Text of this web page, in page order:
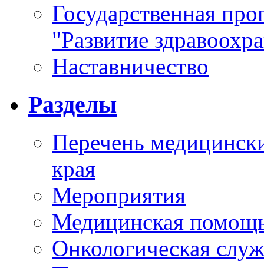
Государственная
"Развитие
Наставничество
Разделы
Перечень
края
Мероприятия
Медицинская
Онкологическая